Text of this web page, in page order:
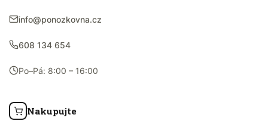
info@ponozkovna.cz
608 134 654
Po–Pá: 8:00 – 16:00
Nakupujte